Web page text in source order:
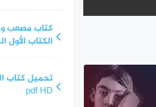
كتاب مصعب
الكتاب الأول
تحميل كتاب
pdf HD